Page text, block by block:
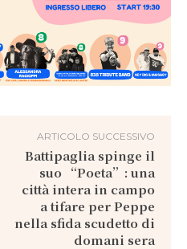
ARTICOLO SUCCESSIVO
Battipaglia spinge il
suo “Poeta”: una
città intera in campo
a tifare per Peppe
nella sfida scudetto di
domani sera